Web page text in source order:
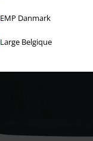
EMP Danmark
Large Belgique